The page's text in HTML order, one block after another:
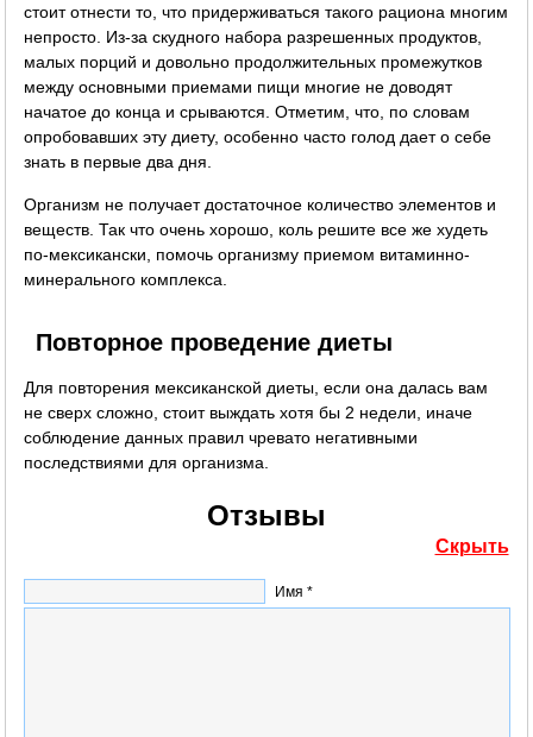
стоит отнести то, что придерживаться такого рациона многим
непросто. Из-за скудного набора разрешенных продуктов,
малых порций и довольно продолжительных промежутков
между основными приемами пищи многие не доводят
начатое до конца и срываются. Отметим, что, по словам
опробовавших эту диету, особенно часто голод дает о себе
знать в первые два дня.
Организм не получает достаточное количество элементов и
веществ. Так что очень хорошо, коль решите все же худеть
по-мексикански, помочь организму приемом витаминно-
минерального комплекса.
Повторное проведение диеты
Для повторения мексиканской диеты, если она далась вам
не сверх сложно, стоит выждать хотя бы 2 недели, иначе
соблюдение данных правил чревато негативными
последствиями для организма.
Отзывы
Скрыть
Имя *